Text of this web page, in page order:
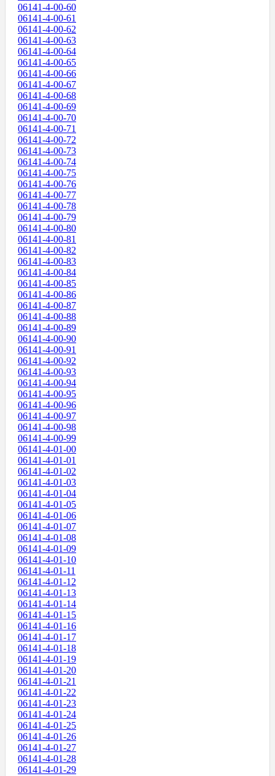
06141-4-00-60
06141-4-00-61
06141-4-00-62
06141-4-00-63
06141-4-00-64
06141-4-00-65
06141-4-00-66
06141-4-00-67
06141-4-00-68
06141-4-00-69
06141-4-00-70
06141-4-00-71
06141-4-00-72
06141-4-00-73
06141-4-00-74
06141-4-00-75
06141-4-00-76
06141-4-00-77
06141-4-00-78
06141-4-00-79
06141-4-00-80
06141-4-00-81
06141-4-00-82
06141-4-00-83
06141-4-00-84
06141-4-00-85
06141-4-00-86
06141-4-00-87
06141-4-00-88
06141-4-00-89
06141-4-00-90
06141-4-00-91
06141-4-00-92
06141-4-00-93
06141-4-00-94
06141-4-00-95
06141-4-00-96
06141-4-00-97
06141-4-00-98
06141-4-00-99
06141-4-01-00
06141-4-01-01
06141-4-01-02
06141-4-01-03
06141-4-01-04
06141-4-01-05
06141-4-01-06
06141-4-01-07
06141-4-01-08
06141-4-01-09
06141-4-01-10
06141-4-01-11
06141-4-01-12
06141-4-01-13
06141-4-01-14
06141-4-01-15
06141-4-01-16
06141-4-01-17
06141-4-01-18
06141-4-01-19
06141-4-01-20
06141-4-01-21
06141-4-01-22
06141-4-01-23
06141-4-01-24
06141-4-01-25
06141-4-01-26
06141-4-01-27
06141-4-01-28
06141-4-01-29